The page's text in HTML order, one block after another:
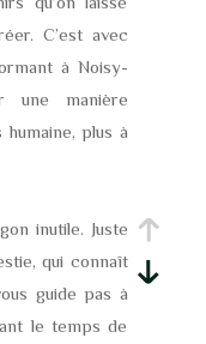
C’est avec
à Noisy-
une manière
plus à
inutile. Juste
qui connaît
guide pas à
le temps de
4 5+